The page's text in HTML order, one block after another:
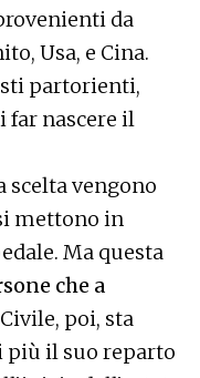
da
Usa, e Cina.
partorienti,
far nascere il
scelta vengono
mettono in
Ma questa
che a
poi, sta
più il suo reparto